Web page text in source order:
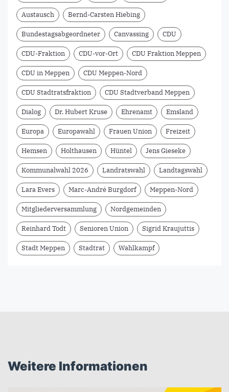
Austausch Bernd-Carsten Hiebing
Bundestagsabgeordneter Canvassing CDU
CDU-Fraktion CDU-vor-Ort CDU Fraktion Meppen
CDU in Meppen CDU Meppen-Nord
CDU Stadtratsfraktion CDU Stadtverband Meppen
Dialog Dr. Hubert Kruse Ehrenamt Emsland
Europa Europawahl Frauen Union Freizeit
Hemsen Holthausen Hüntel Jens Gieseke
Kommunalwahl 2026 Landratswahl Landtagswahl
Lara Evers Marc-André Burgdorf Meppen-Nord
Mitgliederversammlung Nordgemeinden
Reinhard Todt Senioren Union Sigrid Kraujuttis
Stadt Meppen Stadtrat Wahlkampf
Weitere Informationen